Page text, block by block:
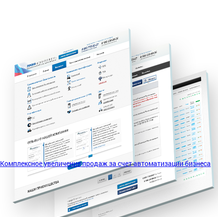
Комплексное увеличение продаж за счет автоматизации бизнеса